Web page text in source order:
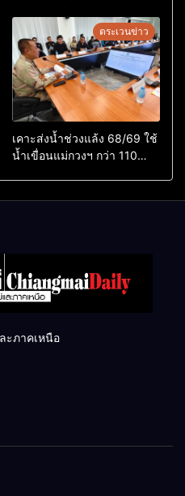
ตระเวนข่าว
เคาะส่งน้ำช่วงแล้ง 68/69 ใช้
น้ำเขื่อนแม่กวงฯ กว่า 110
ะภาคเหนือ